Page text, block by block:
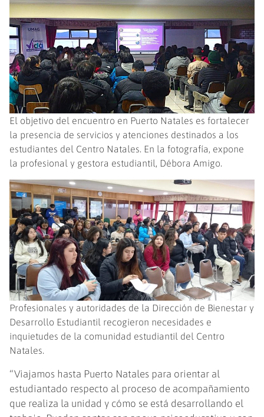
El objetivo del encuentro en Puerto Natales es fortalecer
la presencia de servicios y atenciones destinados a los
estudiantes del Centro Natales. En la fotografía, expone
la profesional y gestora estudiantil, Débora Amigo.
Profesionales y autoridades de la Dirección de Bienestar y
Desarrollo Estudiantil recogieron necesidades e
inquietudes de la comunidad estudiantil del Centro
Natales.
“Viajamos hasta Puerto Natales para orientar al
estudiantado respecto al proceso de acompañamiento
que realiza la unidad y cómo se está desarrollando el